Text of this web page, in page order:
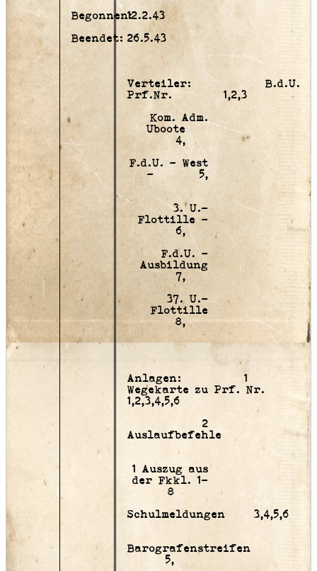
Begonnen:12.2.43
Beendet: 26.5.43
Verteiler: B.d.U.
Prf.Nr. 1,2,3
Kom. Adm.
Uboote
4,
F.d.U. - West
- 5,
3. U.-
Flottille -
6,
F.d.U. -
Ausbildung
7,
37. U.-
Flottille
8,
Anlagen: 1
Wegekarte zu Prf. Nr.
1,2,3,4,5,6
2
Auslaufbefehle
1 Auszug aus
der Fkkl. 1-
8
Schulmeldungen 3,4,5,6
Barografenstreifen
5,